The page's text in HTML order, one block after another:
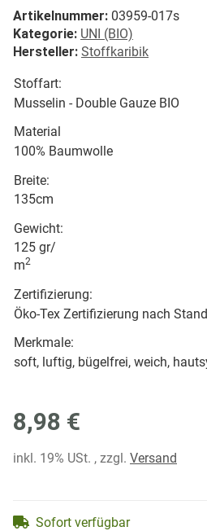
Artikelnummer: 03959-017s
Kategorie: UNI (BIO)
Hersteller: Stoffkaribik
Stoffart:
Musselin - Double Gauze BIO
Material
100% Baumwolle
Breite:
135cm
Gewicht:
125 gr/
m2
Zertifizierung:
Öko-Tex Zertifizierung nach
Merkmale:
soft, luftig, bügelfrei, weich,
8,98 €
inkl. 19% USt. , zzgl. Versand
Sofort verfügbar